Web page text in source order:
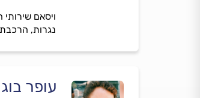
נגרות, הרכבת
עופר